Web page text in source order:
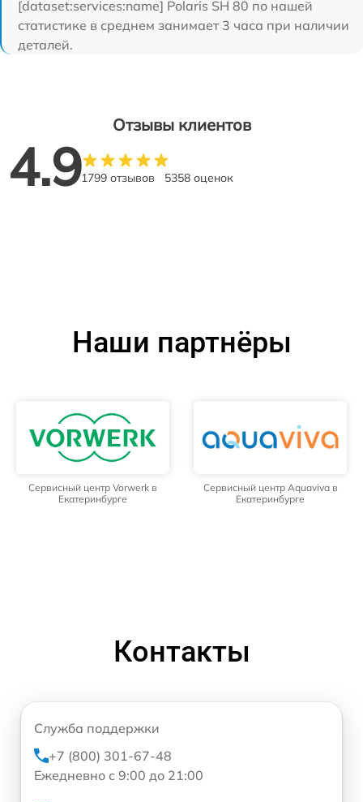
[dataset:services:name] Polaris SH 80 по нашей
статистике в среднем занимает 3 часа при наличии
деталей.
Отзывы клиентов
4.91799 отзывов 5358 оценок
Наши партнёры
Сервисный центр Vorwerk в
Екатеринбурге
Сервисный центр Aquaviva в
Екатеринбурге
Контакты
Служба поддержки
+7 (800) 301-67-48
Ежедневно с 9:00 до 21:00